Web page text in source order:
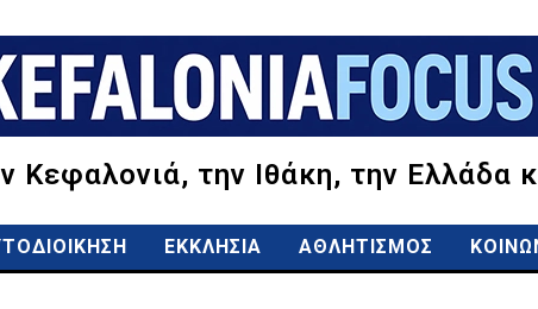
Κεφαλονιά, την Ιθάκη, την Ελλάδα
ΕΚΚΛΗΣΙΑ ΑΘΛΗΤΙΣΜΟΣ